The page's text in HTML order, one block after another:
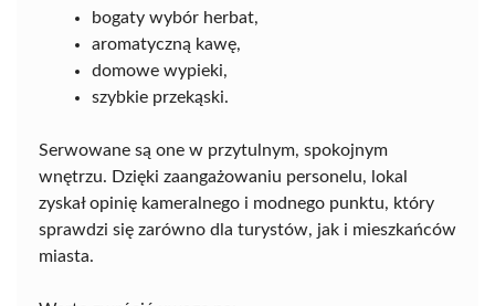
bogaty wybór herbat,
aromatyczną kawę,
domowe wypieki,
szybkie przekąski.
Serwowane są one w przytulnym, spokojnym
wnętrzu. Dzięki zaangażowaniu personelu, lokal
zyskał opinię kameralnego i modnego punktu, który
sprawdzi się zarówno dla turystów, jak i mieszkańców
miasta.